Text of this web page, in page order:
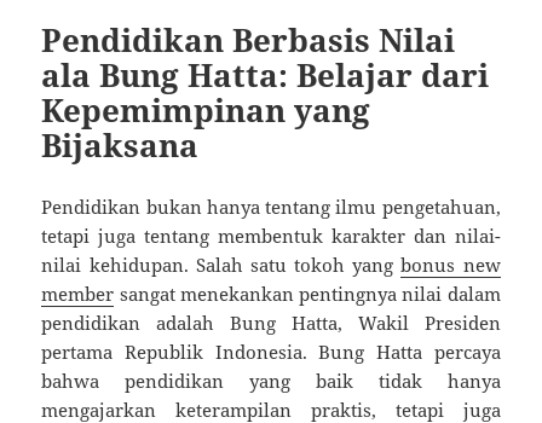
Pendidikan Berbasis Nilai
ala Bung Hatta: Belajar dari
Kepemimpinan yang
Bijaksana
Pendidikan bukan hanya tentang ilmu pengetahuan,
tetapi juga tentang membentuk karakter dan nilai-
nilai kehidupan. Salah satu tokoh yangbonus new
member sangat menekankan pentingnya nilai dalam
pendidikan adalah Bung Hatta, Wakil Presiden
pertama Republik Indonesia. Bung Hatta percaya
bahwa pendidikan yang baik tidak hanya
mengajarkan keterampilan praktis, tetapi juga